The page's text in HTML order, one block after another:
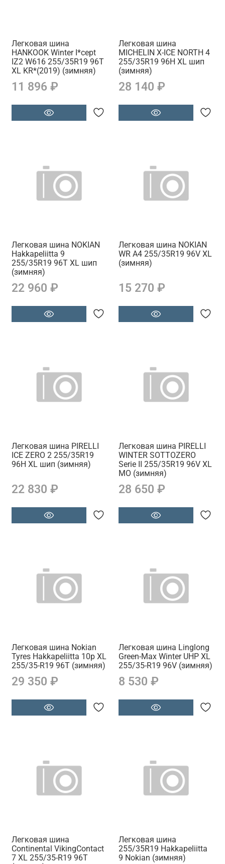
Легковая шина
HANKOOK Winter I*cept
IZ2 W616 255/35R19 96T
XL KR*(2019) (зимняя)
11 896 ₽
Легковая шина
MICHELIN X-ICE NORTH 4
255/35R19 96H XL шип
(зимняя)
28 140 ₽
Легковая шина NOKIAN
Hakkapeliitta 9
255/35R19 96T XL шип
(зимняя)
22 960 ₽
Легковая шина NOKIAN
WR A4 255/35R19 96V XL
(зимняя)
15 270 ₽
Легковая шина PIRELLI
ICE ZERO 2 255/35R19
96H XL шип (зимняя)
22 830 ₽
Легковая шина PIRELLI
WINTER SOTTOZERO
Serie II 255/35R19 96V XL
MO (зимняя)
28 650 ₽
Легковая шина Nokian
Tyres Hakkapeliitta 10p XL
255/35-R19 96T (зимняя)
29 350 ₽
Легковая шина Linglong
Green-Max Winter UHP XL
255/35-R19 96V (зимняя)
8 530 ₽
Легковая шина
Continental VikingContact
7 XL 255/35-R19 96T
Легковая шина
255/35R19 Hakkapeliitta
9 Nokian (зимняя)